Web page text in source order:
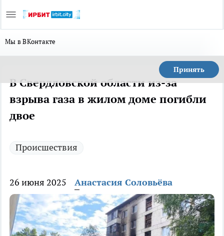
Мы в ВКонтакте
Принять
В Свердловской области из-за
взрыва газа в жилом доме погибли
двое
Происшествия
26 июня 2025 Анастасия Соловьёва